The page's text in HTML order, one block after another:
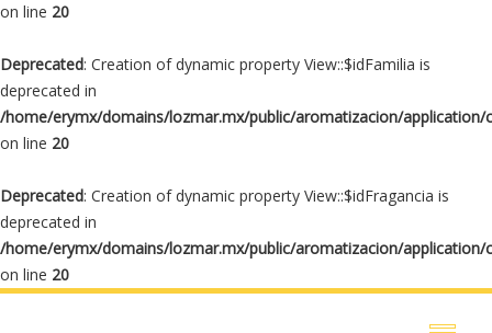
on line 20
Deprecated: Creation of dynamic property View::$idFamilia is
deprecated in
/home/erymx/domains/lozmar.mx/public/aromatizacion/application/
on line 20
Deprecated: Creation of dynamic property View::$idFragancia is
deprecated in
/home/erymx/domains/lozmar.mx/public/aromatizacion/application/
on line 20